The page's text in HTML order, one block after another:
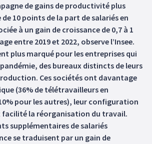
de gains de productivité plus
de 10 points de la part de salariés en
à un gain de croissance de 0,7 à 1
entre 2019 et 2022, observe l’Insee.
plus marqué pour les entreprises qui
des bureaux distincts de leurs
Ces sociétés ont davantage
(36% de télétravailleurs en
pour les autres), leur configuration
la réorganisation du travail.
supplémentaires de salariés
se traduisent par un gain de